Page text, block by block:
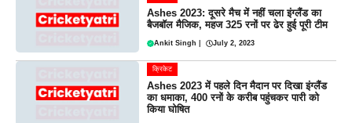
Ashes 2023: दूसरे मैच में नहीं चला इंग्लैंड का
बैजबॉल मैजिक, महज 325 रनों पर ढेर हुई पूरी टीम
Ankit Singh July 2, 2023
क्रिकेट
Ashes 2023 में पहले दिन मैदान पर दिखा इंग्लैंड
का धमाका, 400 रनों के करीब पहुंचकर पारी को
किया घोषित